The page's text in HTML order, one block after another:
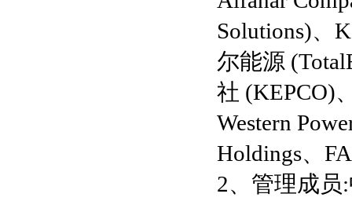
Solutions)、
尔能源
社 (KEPCO)
Western
Holdings、
2、管理成员